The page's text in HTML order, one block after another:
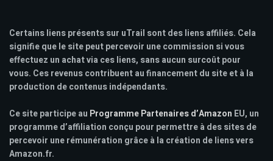
Certains liens présents sur uTrail sont des liens affiliés. Cela
signifie que le site peut percevoir une commission si vous
effectuez un achat via ces liens, sans aucun surcoût pour
vous. Ces revenus contribuent au financement du site et à la
production de contenus indépendants.
Ce site participe au Programme Partenaires d’Amazon EU, un
programme d’affiliation conçu pour permettre à des sites de
percevoir une rémunération grâce à la création de liens vers
Amazon.fr.